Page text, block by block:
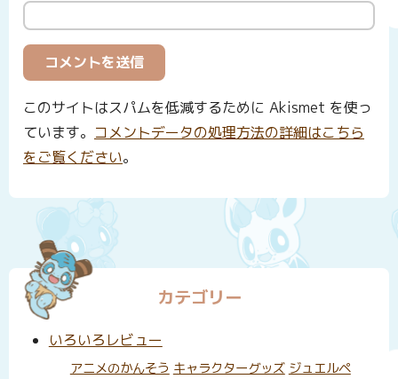
このサイトはスパムを低減するために Akismet を使っ
ています。 コメントデータの処理方法の詳細はこちら
をご覧ください。
カテゴリー
いろいろレビュー
アニメのかんそう キャラクターグッズ ジュエルペ